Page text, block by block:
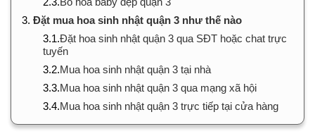
3. Đặt mua hoa sinh nhật quận 3 như thế nào
3.1.Đặt hoa sinh nhật quận 3 qua SĐT hoặc chat trực
tuyến
3.2.Mua hoa sinh nhật quận 3 tại nhà
3.3.Mua hoa sinh nhật quận 3 qua mạng xã hội
3.4.Mua hoa sinh nhật quận 3 trực tiếp tại cửa hàng